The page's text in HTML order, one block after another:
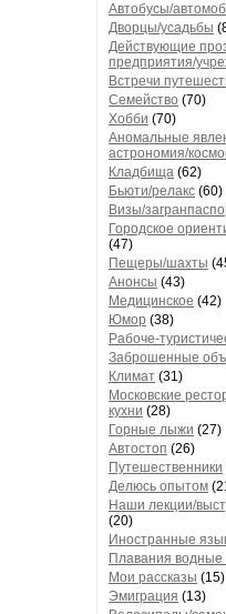
Автобусы/
Дворцы/усадьбы
Действующие
предприятия/
Встречи
Семейство (70)
Хобби (70)
Аномальные
астрономия/
Кладбища (62)
Бьюти/релакс (60)
Визы/
Городское
(47)
Пещеры/шахты
Анонсы (43)
Медицинское (42)
Юмор (38)
Рабоче-
Заброшенные
Климат (31)
Московские
кухни (28)
Горные лыжи (27)
Автостоп (26)
Путешественники
Делюсь опытом
Наши лекции/
(20)
Иностранные
Плавания
Мои рассказы (15)
Эмиграция (13)